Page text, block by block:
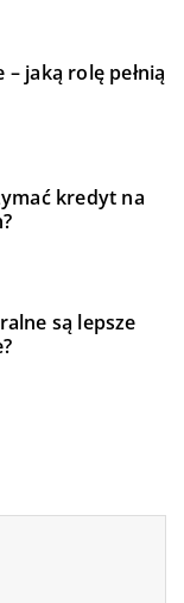
jaką rolę pełnią
kredyt na
są lepsze